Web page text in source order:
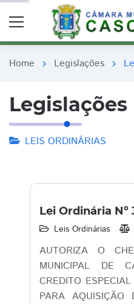
Home chevron_right Legislações chevron_right
Legislações
LEIS ORDINÁRIAS
Lei Ordinária Nº
Leis Ordinárias
AUTORIZA O
MUNICIPAL DE
CREDITO
PARA